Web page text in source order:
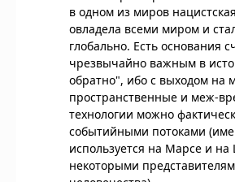
в одном из миров
овладела всеми миром и
глобально. Есть основания
чрезвычайно важным в
обратно", ибо с выходом на
пространственные и меж-
технологии можно
событийными потоками
используется на Марсе и на
некоторыми